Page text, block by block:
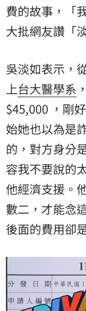
費的故事，「
大批網友讚「
吳淡如表示，
上台大醫學系
$45,000 ，剛
始她也以為是
的，對方身分
容我不要說的
他經濟支援。
數二，才能念
後面的費用卻